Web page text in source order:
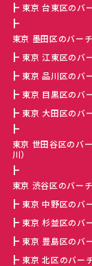
東京 台東区のバ
東京 墨田区のバー
東京 江東区のバ
東京 品川区のバ
東京 目黒区のバ
東京 大田区のバ
東京 世田谷区のバ
川）
東京 渋谷区のバー
東京 中野区のバ
東京 杉並区のバ
東京 豊島区のバ
東京 北区のバー